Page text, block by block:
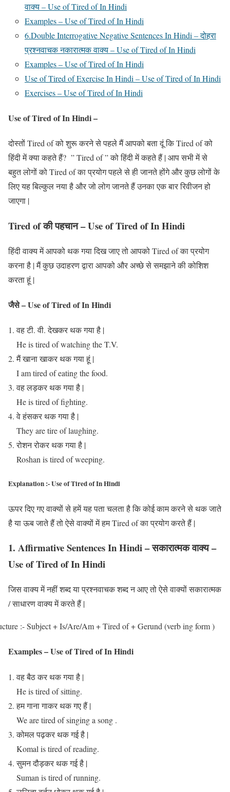
वाक्य – Use of Tired of In Hindi
Examples – Use of Tired of In Hindi
6.Double Interrogative Negative Sentences In Hindi – दोहरा
प्रश्नवाचक नकारात्मक वाक्य – Use of Tired of In Hindi
Examples – Use of Tired of In Hindi
Use of Tired of Exercise In Hindi – Use of Tired of In Hindi
Exercises – Use of Tired of In Hindi
Use of Tired of In Hindi –
दोस्तों Tired of को शुरू करने से पहले मैं आपको बता दूं कि Tired of को
हिंदी में क्या कहते हैं? ” Tired of ” को हिंदी में कहते हैं | आप सभी में से
बहुत लोगों को Tired of का प्रयोग पहले से ही जानते होंगे और कुछ लोगों के
लिए यह बिल्कुल नया है और जो लोग जानते हैं उनका एक बार रिवीजन हो
जाएगा |
Tired of की पहचान – Use of Tired of In Hindi
हिंदी वाक्य में आपको थक गया दिख जाए तो आपको Tired of का प्रयोग
करना है | मैं कुछ उदाहरण द्वारा आपको और अच्छे से समझाने की कोशिश
करता हूं |
जैसे – Use of Tired of In Hindi
वह टी. वी. देखकर थक गया है |
He is tired of watching the T.V.
मैं खाना खाकर थक गया हूं |
I am tired of eating the food.
वह लड़कर थक गया है |
He is tired of fighting.
वे हंसकर थक गया है |
They are tire of laughing.
रोशन रोकर थक गया है |
Roshan is tired of weeping.
Explanation :- Use of Tired of In Hindi
ऊपर दिए गए वाक्यों से हमें यह पता चलता है कि कोई काम करने से थक जाते
है या ऊब जाते हैं तो ऐसे वाक्यों में हम Tired of का प्रयोग करते हैं |
1. Affirmative Sentences In Hindi – सकारात्मक वाक्य –
Use of Tired of In Hindi
जिस वाक्य में नहीं शब्द या प्रश्नवाचक शब्द न आए तो ऐसे वाक्यों सकारात्मक
/ साधारण वाक्य में करते हैं |
:- Subject + Is/Are/Am + Tired of + Gerund (verb ing form )
Examples – Use of Tired of In Hindi
वह बैठ कर थक गया है |
He is tired of sitting.
हम गाना गाकर थक गए हैं |
We are tired of singing a song .
कोमल पढ़कर थक गई है |
Komal is tired of reading.
सुमन दौड़कर थक गई है |
Suman is tired of running.